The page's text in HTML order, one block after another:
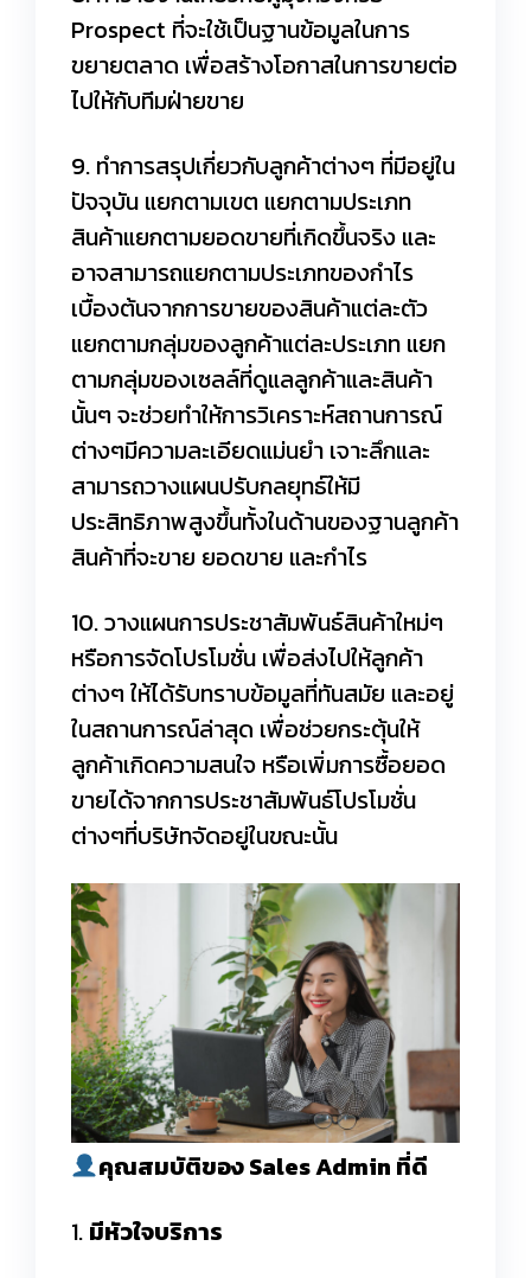
Prospect ที่จะใช้เป็นฐานข้อมูลในการ
ขยายตลาด เพื่อสร้างโอกาสในการขายต่อ
ไปให้กับทีมฝ่ายขาย
9. ทำการสรุปเกี่ยวกับลูกค้าต่างๆ ที่มีอยู่ใน
ปัจจุบัน แยกตามเขต แยกตามประเภท
สินค้าแยกตามยอดขายที่เกิดขึ้นจริง และ
อาจสามารถแยกตามประเภทของกำไร
เบื้องต้นจากการขายของสินค้าแต่ละตัว
แยกตามกลุ่มของลูกค้าแต่ละประเภท แยก
ตามกลุ่มของเซลล์ที่ดูแลลูกค้าและสินค้า
นั้นๆ จะช่วยทำให้การวิเคราะห์สถานการณ์
ต่างๆมีความละเอียดแม่นยำ เจาะลึกและ
สามารถวางแผนปรับกลยุทธ์ให้มี
ประสิทธิภาพสูงขึ้นทั้งในด้านของฐานลูกค้า
สินค้าที่จะขาย ยอดขาย และกำไร
10. วางแผนการประชาสัมพันธ์สินค้าใหม่ๆ
หรือการจัดโปรโมชั่น เพื่อส่งไปให้ลูกค้า
ต่างๆ ให้ได้รับทราบข้อมูลที่ทันสมัย และอยู่
ในสถานการณ์ล่าสุด เพื่อช่วยกระตุ้นให้
ลูกค้าเกิดความสนใจ หรือเพิ่มการซื้อยอด
ขายได้จากการประชาสัมพันธ์โปรโมชั่น
ต่างๆที่บริษัทจัดอยู่ในขณะนั้น
คุณสมบัติของ Sales Admin ที่ดี
1. มีหัวใจบริการ